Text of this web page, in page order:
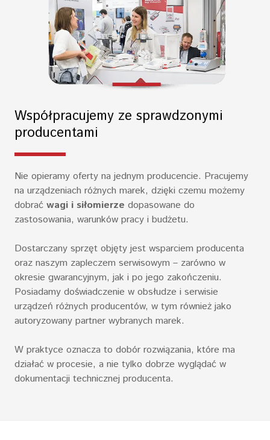
Współpracujemy ze sprawdzonymi
producentami
Nie opieramy oferty na jednym producencie. Pracujemy
na urządzeniach różnych marek, dzięki czemu możemy
dobrać wagi i siłomierze dopasowane do
zastosowania, warunków pracy i budżetu.
Dostarczany sprzęt objęty jest wsparciem producenta
oraz naszym zapleczem serwisowym – zarówno w
okresie gwarancyjnym, jak i po jego zakończeniu.
Posiadamy doświadczenie w obsłudze i serwisie
urządzeń różnych producentów, w tym również jako
autoryzowany partner wybranych marek.
W praktyce oznacza to dobór rozwiązania, które ma
działać w procesie, a nie tylko dobrze wyglądać w
dokumentacji technicznej producenta.